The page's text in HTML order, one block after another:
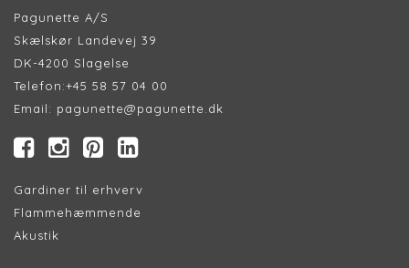
Pagunette A/S
Skælskør Landevej 39
DK-4200 Slagelse
Telefon:+45 58 57 04 00
Email: pagunette@pagunette.dk
Gardiner til erhverv
Flammehæmmende
Akustik